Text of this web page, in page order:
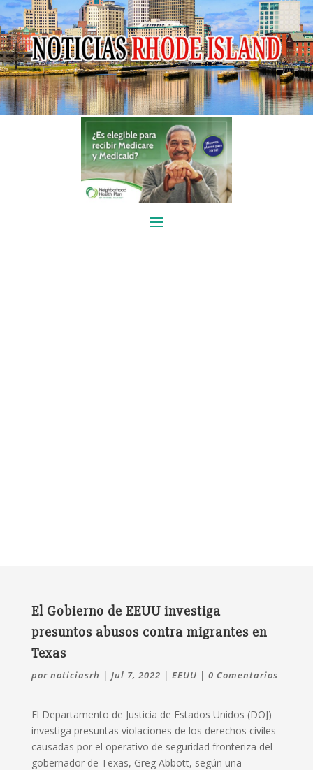
El Gobierno de EEUU investiga
presuntos abusos contra migrantes en
Texas
por noticiasrh | Jul 7, 2022 | EEUU | 0 Comentarios
El Departamento de Justicia de Estados Unidos (DOJ)
investiga presuntas violaciones de los derechos civiles
causadas por el operativo de seguridad fronteriza del
gobernador de Texas, Greg Abbott, según una